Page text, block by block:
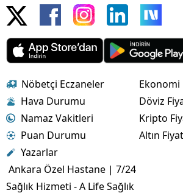
Nöbetçi Eczaneler
Hava Durumu
Namaz Vakitleri
Puan Durumu
Yazarlar
Ankara Özel Hastane | 7/24
Sağlık Hizmeti - A Life Sağlık
Ekonomi
Döviz
Kripto
Altın